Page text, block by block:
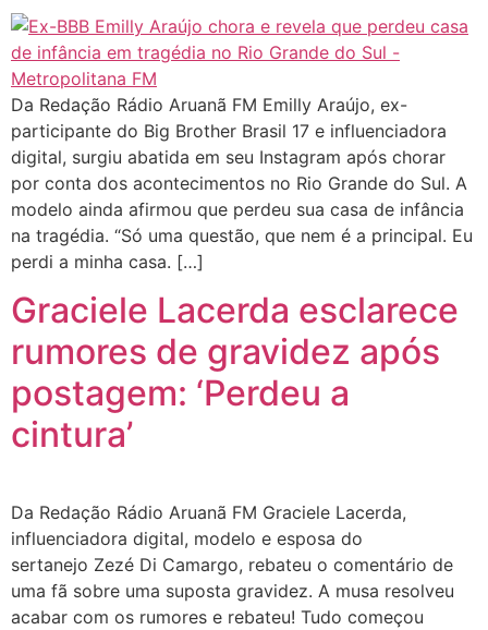
Da Redação Rádio Aruanã FM Emilly Araújo, ex-
participante do Big Brother Brasil 17 e influenciadora
digital, surgiu abatida em seu Instagram após chorar
por conta dos acontecimentos no Rio Grande do Sul. A
modelo ainda afirmou que perdeu sua casa de infância
na tragédia. “Só uma questão, que nem é a principal. Eu
perdi a minha casa. […]
Graciele Lacerda esclarece
rumores de gravidez após
postagem: ‘Perdeu a
cintura’
Da Redação Rádio Aruanã FM Graciele Lacerda,
influenciadora digital, modelo e esposa do
sertanejo Zezé Di Camargo, rebateu o comentário de
uma fã sobre uma suposta gravidez. A musa resolveu
acabar com os rumores e rebateu! Tudo começou